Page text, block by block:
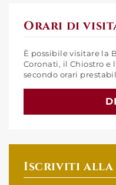
Orari di
È possibile visitare la
Coronati, il Chiostro e
secondo orari
Iscriviti alla